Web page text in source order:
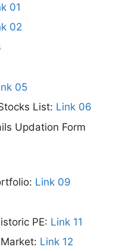
01
02
05
List: Link 06
Updation Form
Link 09
PE: Link 11
Link 12